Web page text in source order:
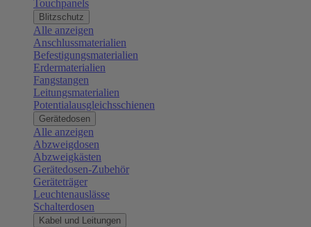
Touchpanels
Blitzschutz
Alle anzeigen
Anschlussmaterialien
Befestigungsmaterialien
Erdermaterialien
Fangstangen
Leitungsmaterialien
Potentialausgleichsschienen
Gerätedosen
Alle anzeigen
Abzweigdosen
Abzweigkästen
Gerätedosen-Zubehör
Geräteträger
Leuchtenauslässe
Schalterdosen
Kabel und Leitungen